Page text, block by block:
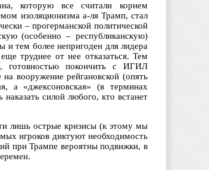
которую все считали корнем
изоляционизма а-ля Трамп, стал
– прогерманской политической
(особенно – республиканскую)
тем более непригоден для лидера
труднее от нее отказаться. Тем
готовностью покончить с ИГИЛ
вооружение рейгановской (опять
а «джексоновская» (в терминах
силой любого, кто встанет
лишь острые кризисы (к этому мы
игроков диктуют необходимость
при Трампе вероятны подвижки, в